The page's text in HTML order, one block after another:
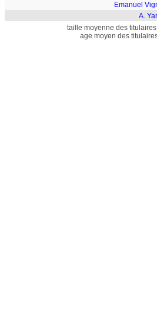
Emanuel
A.
taille moyenne des
age moyen des